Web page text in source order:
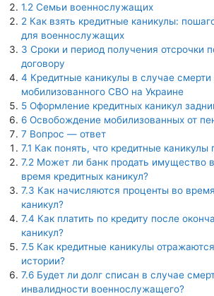
1.2 Семьи военнослужащих
2 Как взять кредитные каникулы:
для военнослужащих
3 Сроки и период получения отсрочки
договору
4 Кредитные каникулы в случае смерти
мобилизованного СВО на Украине
5 Оформление кредитных каникул
6 Освобождение мобилизованных от
7 Вопрос — ответ
7.1 Как понять, что кредитные каникулы
7.2 Может ли банк продать имущество
время кредитных каникул?
7.3 Как начисляются проценты во
каникул?
7.4 Как платить по кредиту после
каникул?
7.5 Как кредитные каникулы
истории?
7.6 Будет ли долг списан в случае
инвалидности военнослужащего?